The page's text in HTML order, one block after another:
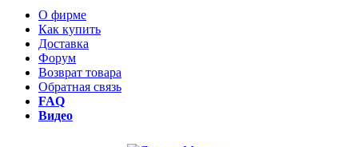
О фирме
Как купить
Доставка
Форум
Возврат товара
Обратная связь
FAQ
Видео